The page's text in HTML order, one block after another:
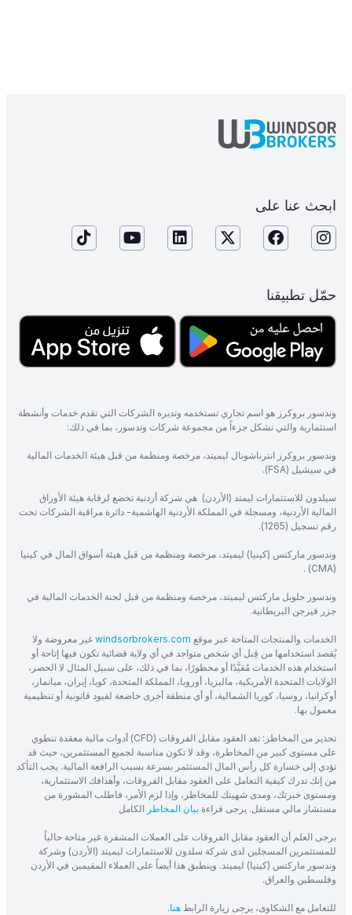
ابحث عنا على
حمّل تطبيقنا
وندسور بروكرز هو اسم تجاري تستخدمه وتديره الشركات التي تقدم خدمات وأنشطة
استثمارية والتي تشكل جزءاً من مجموعة شركات وندسور، بما في ذلك:
وندسور بروكرز انترناشونال ليميتد، مرخصة ومنظمة من قبل هيئة الخدمات المالية
في سيشيل (FSA).
سيلدون للاستثمارات ليمتد (الأردن) هي شركة أردنية تخضع لرقابة هيئة الأوراق
المالية الأردنية، ومسجلة في المملكة الأردنية الهاشمية- دائرة مراقبة الشركات تحت
رقم تسجيل (1265).
وندسور ماركتس (كينيا) ليميتد، مرخصة ومنظمة من قبل هيئة أسواق المال في كينيا
(CMA) .
وندسور جلوبل ماركتس ليميتد، مرخصة ومنظمة من قبل لجنة الخدمات المالية في
جزر فيرجن البريطانية.
الخدمات والمنتجات المتاحة عبر موقع windsorbrokers.com غير معروضة ولا
يُقصد استخدامها من قِبل أي شخص متواجد في أي ولاية قضائية تكون فيها إتاحة أو
استخدام هذه الخدمات مُقيَّدًا أو محظورًا، بما في ذلك، على سبيل المثال لا الحصر،
الولايات المتحدة الأمريكية، ماليزيا، أوروبا، المملكة المتحدة، كوبا، إيران، ميانمار،
أوكرانيا، روسيا، كوريا الشمالية، أو أي منطقة أخرى خاضعة لقيود قانونية أو تنظيمية
معمول بها.
تحذير من المخاطر: تعد العقود مقابل الفروقات (CFD) أدوات مالية معقدة تنطوي
على مستوى كبير من المخاطرة، وقد لا تكون مناسبة لجميع المستثمرين، حيث قد
تؤدي إلى خسارة كل رأس المال المستثمر بسرعة بسبب الرافعة المالية. يجب التأكد
من إنك تدرك كيفية التعامل على العقود مقابل الفروقات، وأهدافك الاستثمارية،
ومستوى خبرتك، ومدى شهيتك للمخاطر، وإذا لزم الأمر، فاطلب المشورة من
مستشار مالي مستقل. يرجى قراءة بيان المخاطر الكامل
يرجى العلم أن العقود مقابل الفروقات على العملات المشفرة غير متاحة حالياً
للمستثمرين المسجلين لدى شركة سلدون للاستثمارات ليميتد (الأردن) وشركة
وندسور ماركتس (كينيا) ليميتد. وينطبق هذا أيضاً على العملاء المقيمين في الأردن
وفلسطين والعراق.
للتعامل مع الشكاوى، يرجى زيارة الرابط هنا.